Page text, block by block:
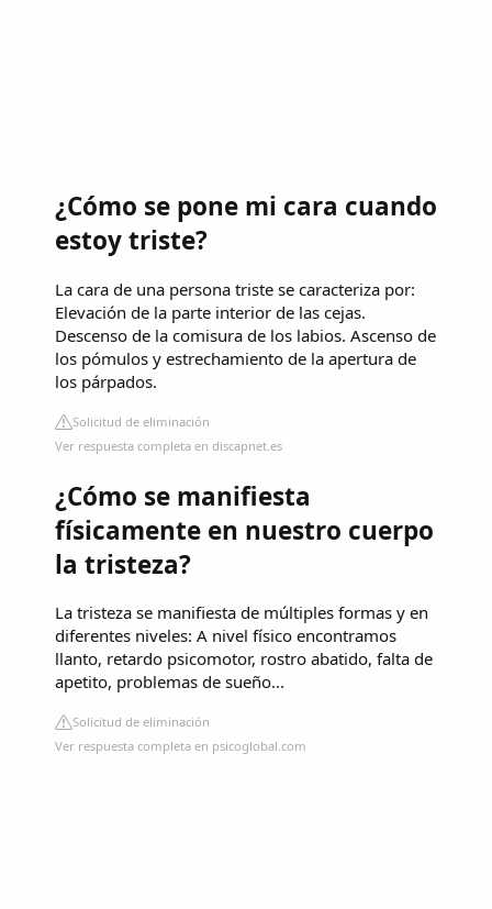
¿Cómo se pone mi cara cuando
estoy triste?
La cara de una persona triste se caracteriza por:
Elevación de la parte interior de las cejas.
Descenso de la comisura de los labios. Ascenso de
los pómulos y estrechamiento de la apertura de
los párpados.
Solicitud de eliminación
Ver respuesta completa en discapnet.es
¿Cómo se manifiesta
físicamente en nuestro cuerpo
la tristeza?
La tristeza se manifiesta de múltiples formas y en
diferentes niveles: A nivel físico encontramos
llanto, retardo psicomotor, rostro abatido, falta de
apetito, problemas de sueño...
Solicitud de eliminación
Ver respuesta completa en psicoglobal.com